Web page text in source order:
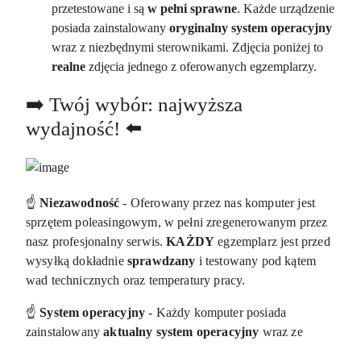
przetestowane i są w pełni sprawne. Każde urządzenie
posiada zainstalowany oryginalny system operacyjny
wraz z niezbędnymi sterownikami. Zdjęcia poniżej to
realne zdjęcia jednego z oferowanych egzemplarzy.
➡️ Twój wybór: najwyższa
wydajność! ⬅️
☝️Niezawodność - Oferowany przez nas komputer jest
sprzętem poleasingowym, w pełni zregenerowanym przez
nasz profesjonalny serwis.KAŻDY egzemplarz jest przed
wysyłką dokładnie sprawdzany i testowany pod kątem
wad technicznych oraz temperatury pracy.
☝️ System operacyjny - Każdy komputer posiada
zainstalowanyaktualny system operacyjny wraz ze